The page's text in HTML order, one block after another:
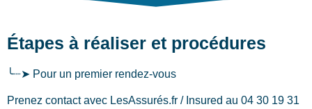
Étapes à réaliser et procédures
╰┈➤ Pour un premier rendez-vous
Prenez contact avec LesAssurés.fr / Insured au 04 30 19 31